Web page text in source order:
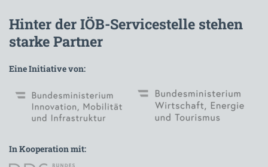
Hinter der IÖB-Servicestelle stehen
starke Partner
Eine Initiative von:
In Kooperation mit: